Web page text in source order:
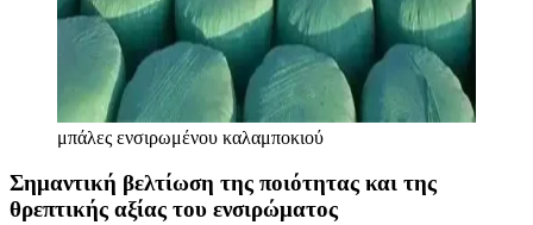
μπάλες ενσιρωμένου καλαμποκιού
Σημαντική βελτίωση της ποιότητας και της
θρεπτικής αξίας του ενσιρώματος